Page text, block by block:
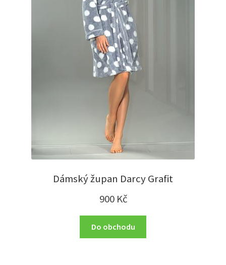
Dámský župan Darcy Grafit
900 Kč
Do obchodu